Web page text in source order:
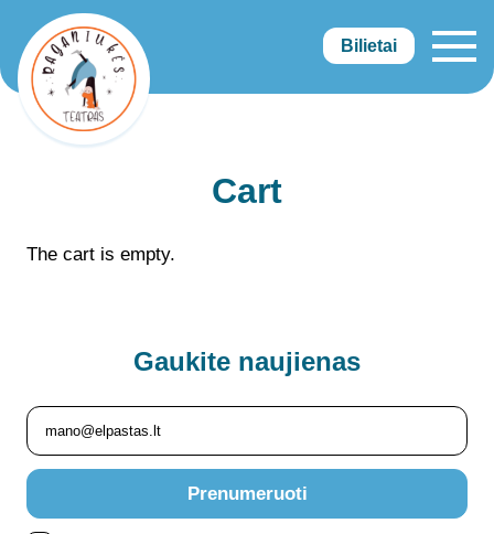
Raganiukės teatras
Bilietai
Cart
The cart is empty.
Gaukite naujienas
Prenumeruoti